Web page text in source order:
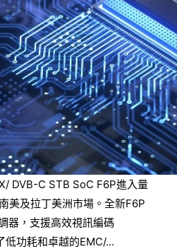
DVB-C STB SoC F6P進入量
美及拉丁美洲市場。全新F6P
器，支援高效視訊編碼
低功耗和卓越的EMC/...